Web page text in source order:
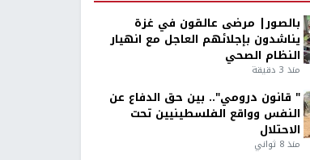
بالصور| مرضى عالقون في غزة
يناشدون بإجلائهم العاجل مع انهيار
النظام الصحي
منذ 3 دقيقة
" قانون درومي".. بين حق الدفاع عن
النفس وواقع الفلسطينيين تحت
الاحتلال
منذ 8 ثواني